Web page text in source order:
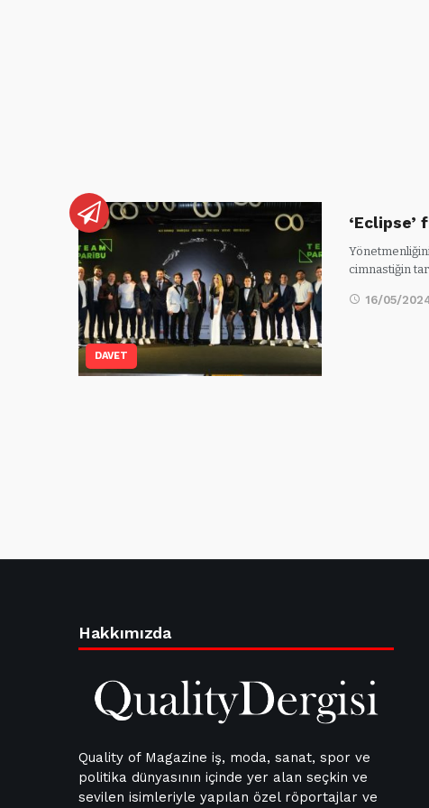
DAVET
‘Eclipse’
cimnastiğin
16/05/
Hakkımızda
Quality of Magazine iş, moda, sanat, spor ve
politika dünyasının içinde yer alan seçkin ve
sevilen isimleriyle yapılan özel röportajlar ve